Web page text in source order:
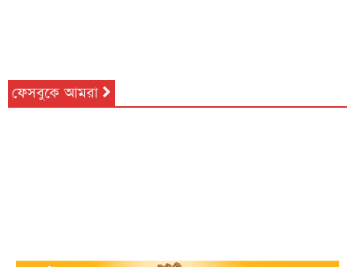
ফেসবুকে আমরা